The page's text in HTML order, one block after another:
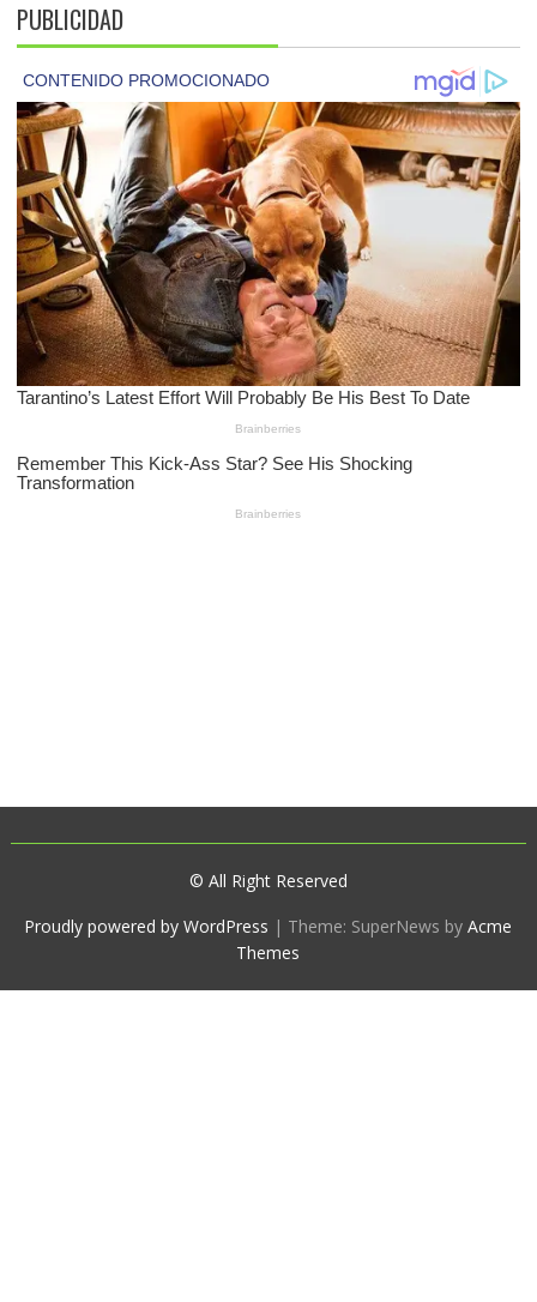
PUBLICIDAD
© All Right Reserved
Proudly powered by WordPress | Theme: SuperNews byAcme
Themes